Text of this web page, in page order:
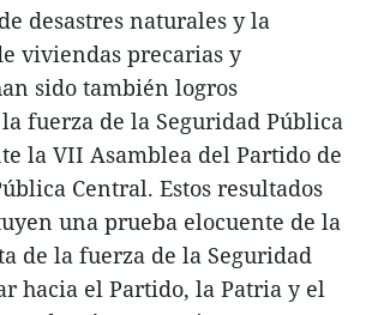
desastres naturales y la
viviendas precarias y
sido también logros
la fuerza de la Seguridad Pública
la VII Asamblea del Partido de
Central. Estos resultados
una prueba elocuente de la
de la fuerza de la Seguridad
hacia el Partido, la Patria y el